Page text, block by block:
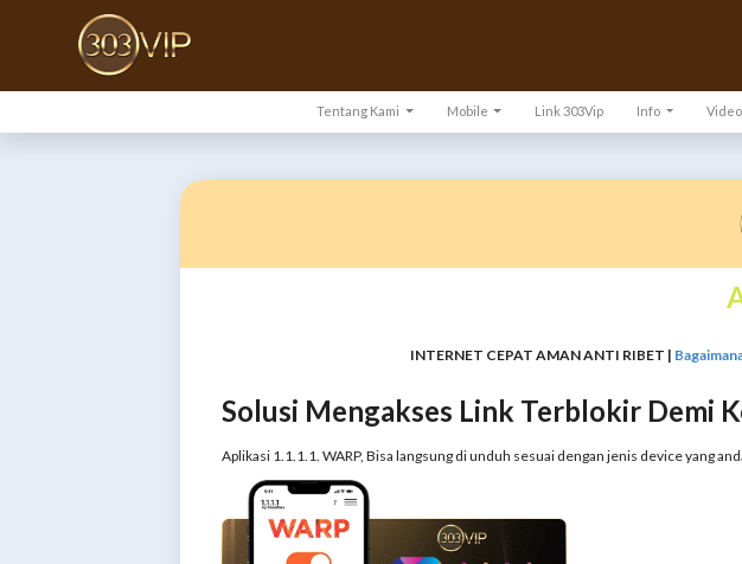
Tentang Kami Mobile Link 303Vip Info
INTERNET CEPAT AMAN ANTI RIBET |
Solusi Mengakses Link Terblokir Demi
Aplikasi 1.1.1.1. WARP, Bisa langsung di unduh sesuai dengan jenis device yang